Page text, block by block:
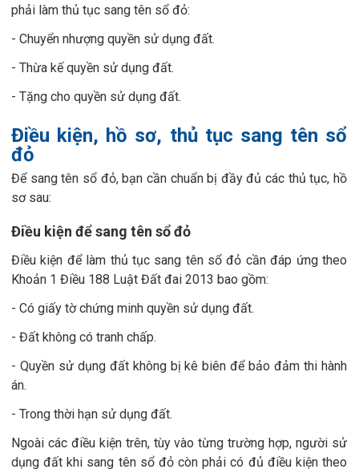
phải làm thủ tục sang tên sổ đỏ:
- Chuyển nhượng quyền sử dụng đất.
- Thừa kế quyền sử dụng đất.
- Tặng cho quyền sử dụng đất.
Điều kiện, hồ sơ, thủ tục sang tên sổ
đỏ
Để sang tên sổ đỏ, bạn cần chuẩn bị đầy đủ các thủ tục, hồ
sơ sau:
Điều kiện để sang tên sổ đỏ
Điều kiện để làm thủ tục sang tên sổ đỏ cần đáp ứng theo
Khoản 1 Điều 188 Luật Đất đai 2013 bao gồm:
- Có giấy tờ chứng minh quyền sử dụng đất.
- Đất không có tranh chấp.
- Quyền sử dụng đất không bị kê biên để bảo đảm thi hành
án.
- Trong thời hạn sử dụng đất.
Ngoài các điều kiện trên, tùy vào từng trường hợp, người sử
dụng đất khi sang tên sổ đỏ còn phải có đủ điều kiện theo